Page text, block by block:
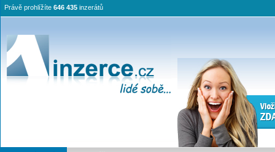
Právě prohlížíte 646 435 inzerátů